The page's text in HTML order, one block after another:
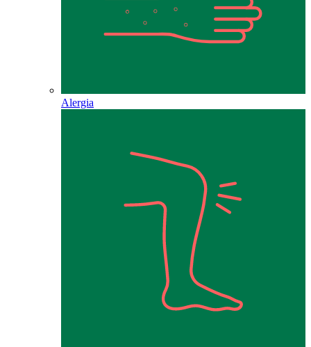
Alergia